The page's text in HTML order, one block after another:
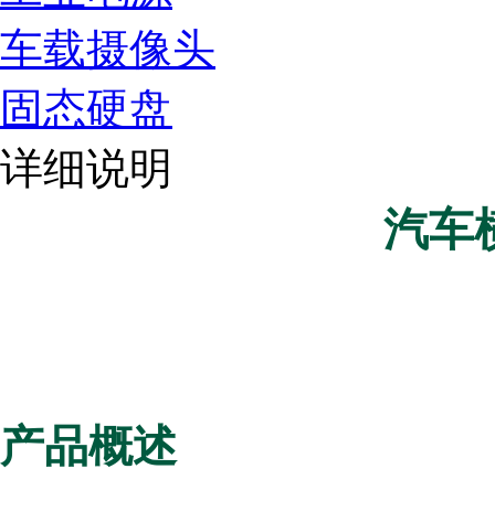
车载摄像头
固态硬盘
详细说明
汽车
产品概述